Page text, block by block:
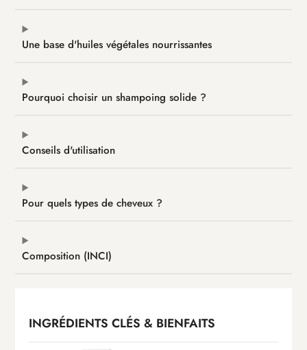
Une base d'huiles végétales nourrissantes
Pourquoi choisir un shampoing solide ?
Conseils d'utilisation
Pour quels types de cheveux ?
Composition (INCI)
INGRÉDIENTS CLÉS & BIENFAITS